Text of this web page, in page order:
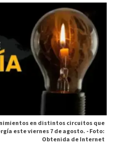
en distintos circuitos que
este viernes 7 de agosto. -Foto:
Obtenida de Internet